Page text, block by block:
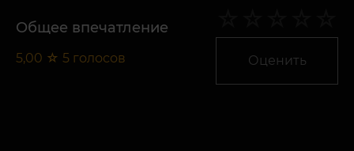
Общее впечатление
5,00 ☆ 5 голосов Оценить